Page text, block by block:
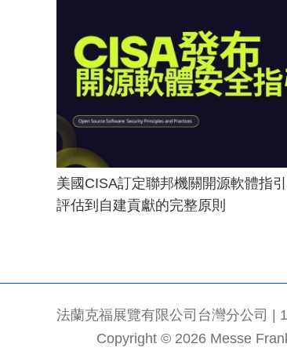
美國CISA訂定聯邦機關開源軟體指
評估到自建貢獻的完整原則
法蘭克福展覽有限公司台灣分公司 |
Copyright © 2026 Messe